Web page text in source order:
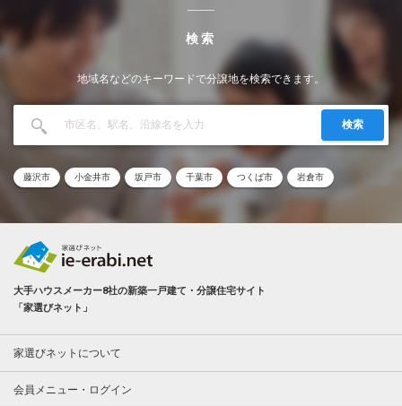
検索
地域名などのキーワードで分譲地を検索できます。
検索
藤沢市 小金井市 坂戸市 千葉市 つくば市 岩倉市
大手ハウスメーカー8社の新築一戸建て・分譲住宅サイト
「家選びネット」
家選びネットについて
会員メニュー・ログイン